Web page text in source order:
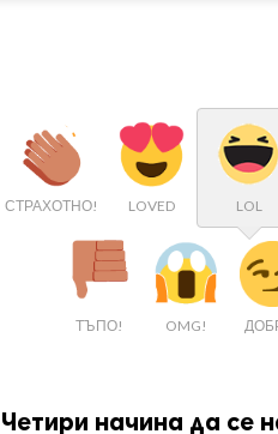
СТРАХОТНО! LOVED LOL
ТЪПО! OMG!
Четири начина да се